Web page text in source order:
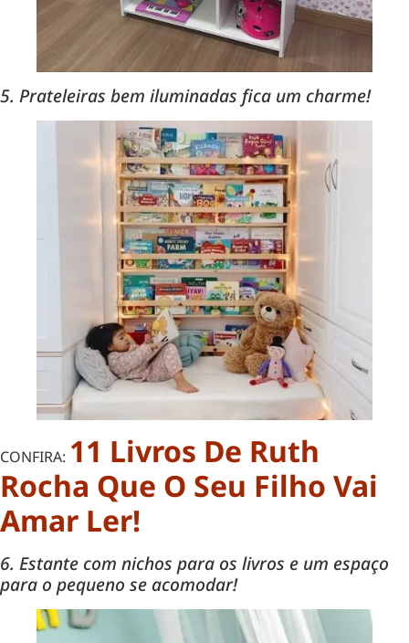
5. Prateleiras bem iluminadas fica um charme!
CONFIRA: 11 Livros De Ruth
Rocha Que O Seu Filho Vai
Amar Ler!
6. Estante com nichos para os livros e um espaço
para o pequeno se acomodar!